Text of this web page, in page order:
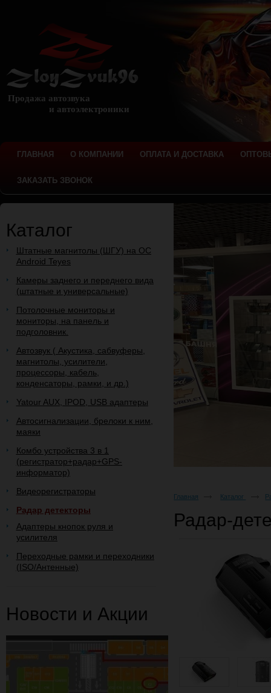
Продажа автозвука
и автоэлектроники
ГЛАВНАЯ О КОМПАНИИ ОПЛАТА И ДОСТАВКА
ЗАКАЗАТЬ ЗВОНОК
Каталог
Штатные магнитолы (ШГУ) на ОС
Android Teyes
Камеры заднего и переднего вида
(штатные и универсальные)
Потолочные мониторы и
мониторы, на панель и
подголовник.
Автозвук ( Акустика, сабвуферы,
магнитолы, усилители,
процессоры, кабель,
конденсаторы, рамки, и др.)
Yatour AUX, IPOD, USB адаптеры
Автосигнализации, брелоки к ним,
маяки
Комбо устройства 3 в 1
(регистратор+радар+GPS-
информатор)
Видеорегистраторы
Радар детекторы
Адаптеры кнопок руля и
усилителя
Переходные рамки и переходники
(ISO/Антенные)
Новости и Акции
Главная Каталог
Радар-